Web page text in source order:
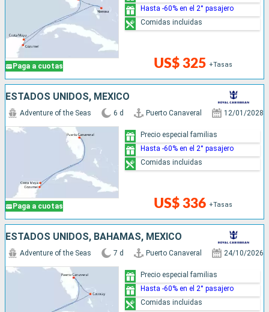
Paga a cuotas US$ 325 +Tasas
Hasta -60% en el 2° pasajero
Comidas incluidas
ESTADOS UNIDOS, MÉXICO
Paga a cuotas
Adventure of the Seas 6 d Puerto Canaveral 12/01/2028
US$ 336 +Tasas
Precio especial familias
Hasta -60% en el 2° pasajero
Comidas incluidas
ESTADOS UNIDOS, BAHAMAS, MÉXICO
Adventure of the Seas 7 d Puerto Canaveral 24/10/2026
Precio especial familias
Hasta -60% en el 2° pasajero
Comidas incluidas